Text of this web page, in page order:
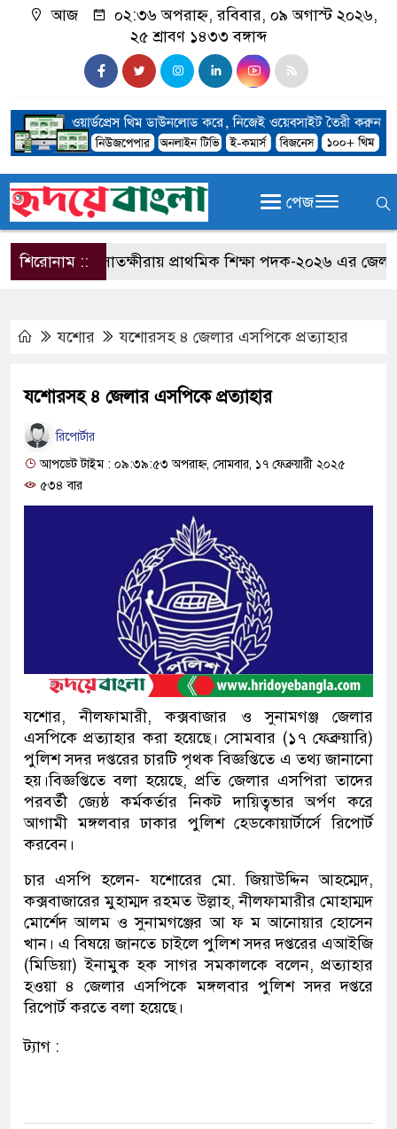
আজ
০২:৩৬ অপরাহ্ন, রবিবার, ০৯ অগাস্ট ২০২৬,
২৫ শ্রাবণ ১৪৩৩ বঙ্গাব্দ
পেজ
শিরোনাম ::সাতক্ষীরায় প্রাথমিক শিক্ষা পদক-২০২৬ এর জেলা
যশোর য‌শোরসহ ৪ জেলার এসপিকে প্রত্যাহার
য‌শোরসহ ৪ জেলার এসপিকে প্রত্যাহার
রিপোর্টার
আপডেট টাইম : ০৯:৩৯:৫৩ অপরাহ্ন, সোমবার, ১৭ ফেব্রুয়ারী ২০২৫
৫৩৪ বার
যশোর, নীলফামারী, কক্সবাজার ও সুনামগঞ্জ জেলার
এসপিকে প্রত্যাহার করা হয়েছে। সোমবার (১৭ ফেব্রুয়ারি)
পুলিশ সদর দপ্তরের চারটি পৃথক বিজ্ঞপ্তিতে এ তথ্য জানানো
হয়।বিজ্ঞপ্তিতে বলা হয়েছে, প্রতি জেলার এসপিরা তাদের
পরবর্তী জ্যেষ্ঠ কর্মকর্তার নিকট দায়িত্বভার অর্পণ করে
আগামী মঙ্গলবার ঢাকার পুলিশ হেডকোয়ার্টার্সে রিপোর্ট
করবেন।
চার এসপি হলেন- যশোরের মো. জিয়াউদ্দিন আহম্মেদ,
কক্সবাজারের মুহাম্মদ রহমত উল্লাহ, নীলফামারীর মোহাম্মদ
মোর্শেদ আলম ও সুনামগঞ্জের আ ফ ম আনোয়ার হোসেন
খান। এ বিষয়ে জানতে চাইলে পুলিশ সদর দপ্তরের এআইজি
(মিডিয়া) ইনামুক হক সাগর সমকালকে বলেন, প্রত্যাহার
হওয়া ৪ জেলার এসপিকে মঙ্গলবার পুলিশ সদর দপ্তরে
রিপোর্ট করতে বলা হয়েছে।
ট্যাগ :